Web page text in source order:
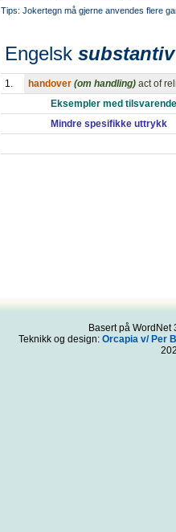
Tips: Jokertegn må gjerne anvendes flere
Engelsk substantiv
1. handover (om handling) act of
Eksempler med
Mindre spesifikke uttrykk
Basert på
Teknikk og design: Orcapia v/ Per